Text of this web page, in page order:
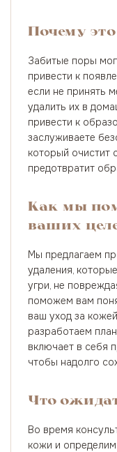
Почему
Забитые поры
привести к
если не принять
удалить их в
привести к
заслуживаете
который
предотвратит
Как мы
ваших
Мы предлагаем
удаления,
угри, не
поможем вам
ваш уход за
разработаем
включает в себя
чтобы надолго
Что
Во время
кожи и